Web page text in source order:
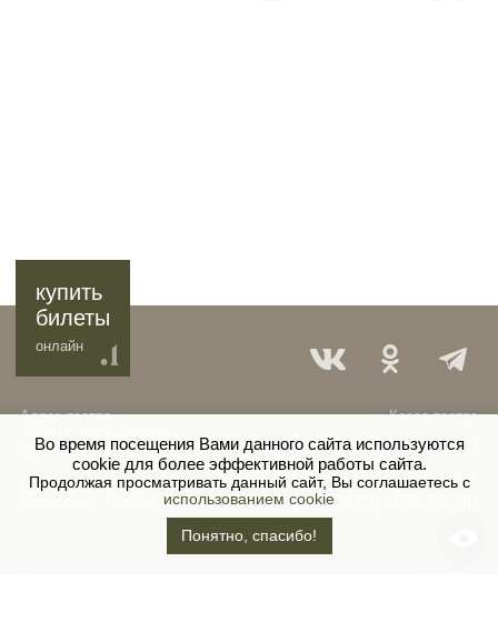
купить
билеты
онлайн
Касса театра
+7 (8692) 54-43-30
Администратор
+7 (978) 920-85-86
Адрес театра
пр-кт Нахимова, зд. 6
Время работы кассы
Ежедневно с 10:00 до 19:00
Во время посещения Вами данного сайта используются
cookie для более эффективной работы сайта.
Продолжая просматривать данный сайт, Вы соглашаетесь с
использованием cookie
Понятно, спасибо!